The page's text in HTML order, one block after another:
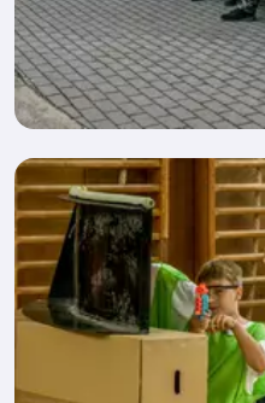
Doplňkový prodej
Často kladené dotazy
Dokumenty ke stažení
Dokumenty ke stažení
Často kladené dotazy
Dokumenty ke stažení